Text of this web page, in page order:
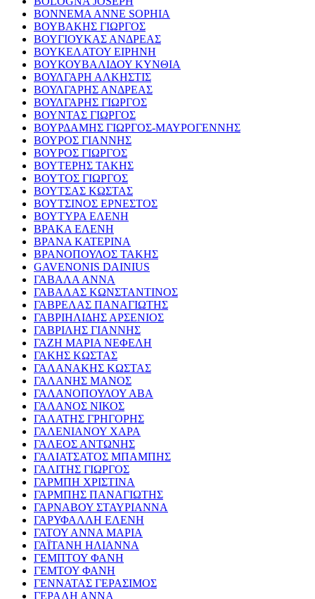
BONNEMA ANNE SOPHIA
ΒΟΥΒΑΚΗΣ ΓΙΩΡΓΟΣ
ΒΟΥΓΙΟΥΚΑΣ ΑΝΔΡΕΑΣ
ΒΟΥΚΕΛΑΤΟΥ ΕΙΡΗΝΗ
ΒΟΥΚΟΥΒΑΛΙΔΟΥ ΚΥΝΘΙΑ
ΒΟΥΛΓΑΡΗ ΑΛΚΗΣΤΙΣ
ΒΟΥΛΓΑΡΗΣ ΑΝΔΡΕΑΣ
ΒΟΥΛΓΑΡΗΣ ΓΙΩΡΓΟΣ
ΒΟΥΝΤΑΣ ΓΙΩΡΓΟΣ
ΒΟΥΡΔΑΜΗΣ ΓΙΩΡΓΟΣ-ΜΑΥΡΟΓΕΝΝΗΣ
ΒΟΥΡΟΣ ΓΙΑΝΝΗΣ
ΒΟΥΡΟΣ ΓΙΩΡΓΟΣ
ΒΟΥΤΕΡΗΣ ΤΑΚΗΣ
ΒΟΥΤΟΣ ΓΙΩΡΓΟΣ
ΒΟΥΤΣΑΣ ΚΩΣΤΑΣ
ΒΟΥΤΣΙΝΟΣ ΕΡΝΕΣΤΟΣ
ΒΟΥΤΥΡΑ ΕΛΕΝΗ
ΒΡΑΚΑ ΕΛΕΝΗ
ΒΡΑΝΑ ΚΑΤΕΡΙΝΑ
ΒΡΑΝΟΠΟΥΛΟΣ ΤΑΚΗΣ
GAVENONIS DAINIUS
ΓΑΒΑΛΑ ΑΝΝΑ
ΓΑΒΑΛΑΣ ΚΩΝΣΤΑΝΤΙΝΟΣ
ΓΑΒΡΕΛΑΣ ΠΑΝΑΓΙΩΤΗΣ
ΓΑΒΡΙΗΛΙΔΗΣ ΑΡΣΕΝΙΟΣ
ΓΑΒΡΙΛΗΣ ΓΙΑΝΝΗΣ
ΓΑΖΗ ΜΑΡΙΑ ΝΕΦΕΛΗ
ΓΑΚΗΣ ΚΩΣΤΑΣ
ΓΑΛΑΝΑΚΗΣ ΚΩΣΤΑΣ
ΓΑΛΑΝΗΣ ΜΑΝΟΣ
ΓΑΛΑΝΟΠΟΥΛΟΥ ΑΒΑ
ΓΑΛΑΝΟΣ ΝΙΚΟΣ
ΓΑΛΑΤΗΣ ΓΡΗΓΟΡΗΣ
ΓΑΛΕΝΙΑΝΟΥ ΧΑΡΑ
ΓΑΛΕΟΣ ΑΝΤΩΝΗΣ
ΓΑΛΙΑΤΣΑΤΟΣ ΜΠΑΜΠΗΣ
ΓΑΛΙΤΗΣ ΓΙΩΡΓΟΣ
ΓΑΡΜΠΗ ΧΡΙΣΤΙΝΑ
ΓΑΡΜΠΗΣ ΠΑΝΑΓΙΩΤΗΣ
ΓΑΡΝΑΒΟΥ ΣΤΑΥΡΙΑΝΝΑ
ΓΑΡΥΦΑΛΛΗ ΕΛΕΝΗ
ΓΑΤΟΥ ΑΝΝΑ ΜΑΡΙΑ
ΓΑΪΤΑΝΗ ΗΛΙΑΝΝΑ
ΓΕΜΠΤΟΥ ΦΑΝΗ
ΓΕΜΤΟΥ ΦΑΝΗ
ΓΕΝΝΑΤΑΣ ΓΕΡΑΣΙΜΟΣ
ΓΕΡΑΛΗ ΑΝΝΑ